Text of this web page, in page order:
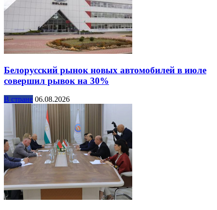
Белорусский рынок новых автомобилей в июле
совершил рывок на 30%
В стране 06.08.2026